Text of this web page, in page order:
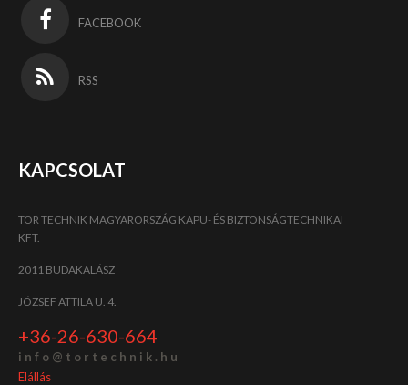
FACEBOOK
RSS
KAPCSOLAT
TOR TECHNIK MAGYARORSZÁG KAPU- ÉS BIZTONSÁGTECHNIKAI
KFT.
2011 BUDAKALÁSZ
JÓZSEF ATTILA U. 4.
+36-26-630-664
i n f o @ t o r t e c h n i k . h u
Elállás